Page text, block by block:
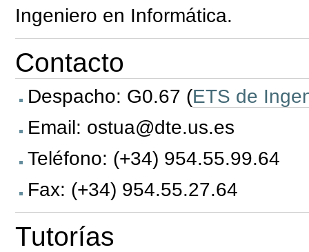
Ingeniero en Informática.
Contacto
Despacho: G0.67 (ETS de
Email: ostua@dte.us.es
Teléfono: (+34) 954.55.99.64
Fax: (+34) 954.55.27.64
Tutorías